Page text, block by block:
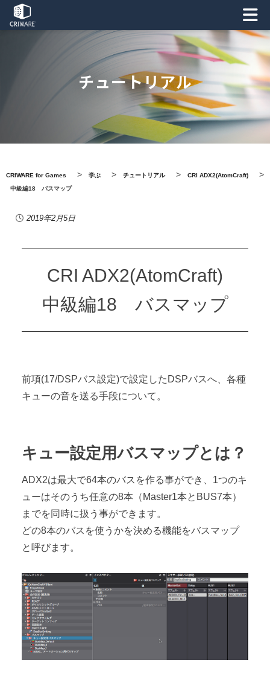
チュートリアル
CRIWARE for Games > 学ぶ > チュートリアル > CRI ADX2(AtomCraft) >
中級編18 バスマップ
2019年2月5日
CRI ADX2(AtomCraft)
中級編18 バスマップ
前項(17/DSPバス設定)で設定したDSPバスへ、各種
キューの音を送る手段について。
キュー設定用バスマップとは？
ADX2は最大で64本のバスを作る事ができ、1つのキ
ューはそのうち任意の8本（Master1本とBUS7本）
までを同時に扱う事ができます。
どの8本のバスを使うかを決める機能をバスマップ
と呼びます。